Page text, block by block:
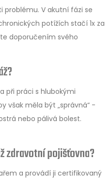
problému. V akutní fázi se
potížích stačí 1x za
doporučením svého
při práci s hlubokými
však měla být „správná“ -
nebo pálivá bolest.
zdravotní pojišťovna?
a provádí ji certifikovaný